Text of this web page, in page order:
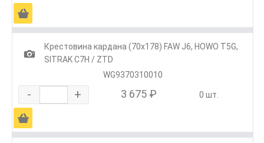
Ä
1
Крестовина кардана (70х178) FAW J6, HOWO T5G,
SITRAK C7H / ZTD
WG9370310010
- + 3 675 ₽ 0 шт.
Ä